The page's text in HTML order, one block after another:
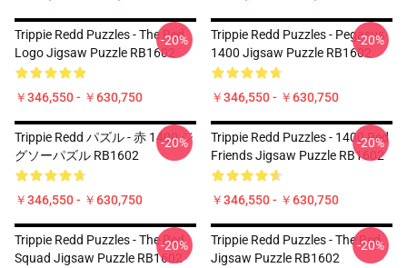
Trippie Redd Puzzles - The Red
Logo Jigsaw Puzzle RB1602
￥346,550 - ￥630,750
-20%
Trippie Redd Puzzles - Pegasus
1400 Jigsaw Puzzle RB1602
￥346,550 - ￥630,750
-20%
Trippie Redd パズル - 赤 1400 ジ
グソーパズル RB1602
￥346,550 - ￥630,750
-20%
Trippie Redd Puzzles - 1400 Red
Friends Jigsaw Puzzle RB1602
￥346,550 - ￥630,750
-20%
Trippie Redd Puzzles - The Red
Squad Jigsaw Puzzle RB1602
-20%
Trippie Redd Puzzles - The Red
Jigsaw Puzzle RB1602
-20%